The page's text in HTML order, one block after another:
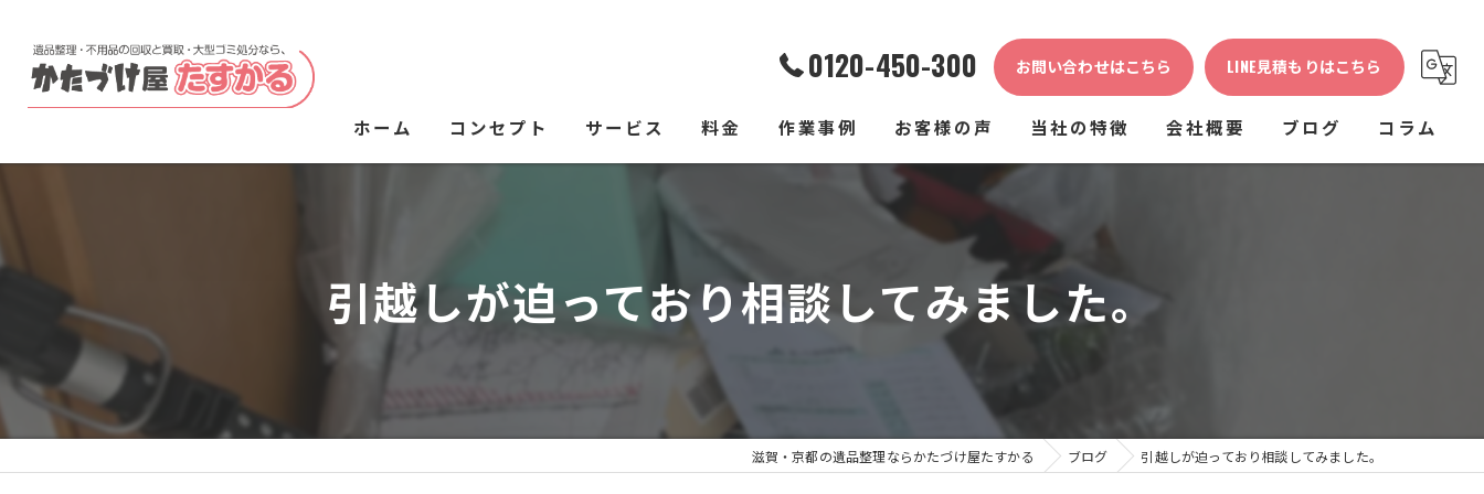
0120-450-300 お問い合わせはこちら LINE見積もりはこちら
ホーム コンセプト サービス 料金 作業事例 お客様の声 当社の特徴
ゴミ屋敷
会社概要 ブログ コラム
引越しが迫っており相談してみました。
滋賀・京都の遺品整理ならかたづけ屋たすかる ブログ 引越しが迫っており相談してみました。